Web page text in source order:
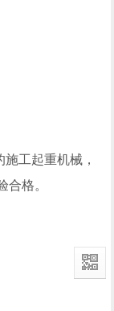
工起重机械，
合格。